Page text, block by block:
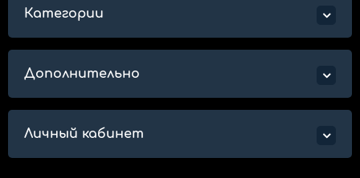
Категории
Дополнительно
Личный кабинет